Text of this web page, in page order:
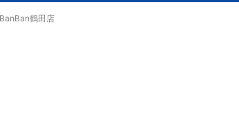
鶴田店